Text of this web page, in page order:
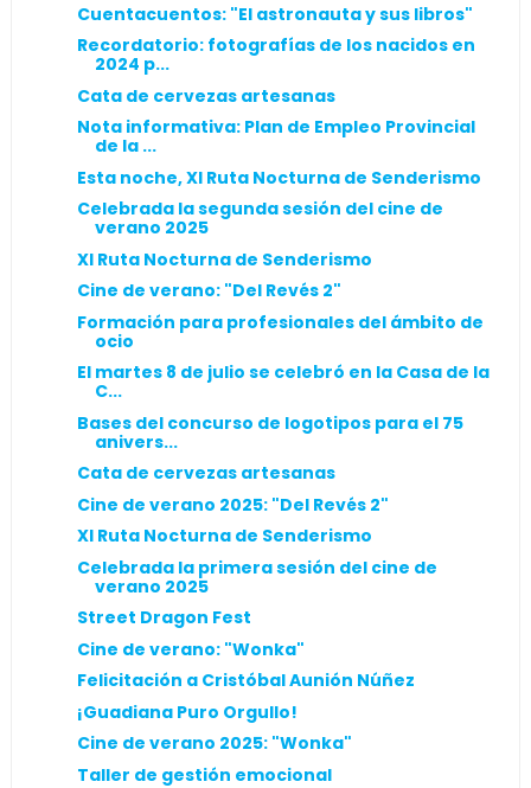
Cuentacuentos: "El astronauta y sus libros"
Recordatorio: fotografías de los nacidos en
2024 p...
Cata de cervezas artesanas
Nota informativa: Plan de Empleo Provincial
de la ...
Esta noche, XI Ruta Nocturna de Senderismo
Celebrada la segunda sesión del cine de
verano 2025
XI Ruta Nocturna de Senderismo
Cine de verano: "Del Revés 2"
Formación para profesionales del ámbito de
ocio
El martes 8 de julio se celebró en la Casa de la
C...
Bases del concurso de logotipos para el 75
anivers...
Cata de cervezas artesanas
Cine de verano 2025: "Del Revés 2"
XI Ruta Nocturna de Senderismo
Celebrada la primera sesión del cine de
verano 2025
Street Dragon Fest
Cine de verano: "Wonka"
Felicitación a Cristóbal Aunión Núñez
¡Guadiana Puro Orgullo!
Cine de verano 2025: "Wonka"
Taller de gestión emocional